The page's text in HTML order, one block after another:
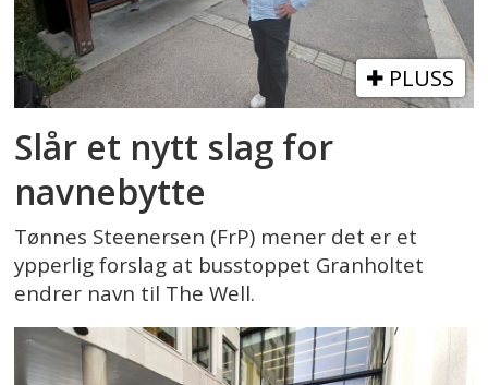
PLUSS
Slår et nytt slag for
navnebytte
Tønnes Steenersen (FrP) mener det er et
ypperlig forslag at busstoppet Granholtet
endrer navn til The Well.